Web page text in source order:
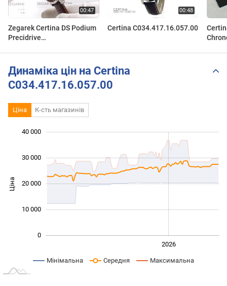
Zegarek Certina DS Podium
Precidrive
www.zegarmistrz.com
Certina C034.417.16.057.00
Динаміка цін на Certina
C034.417.16.057.00
Ціна К-сть магазинів
Ціна 10 000
0
10 000
20 000
30 000
40 000
2026
Мінімальна Середня Максимальна